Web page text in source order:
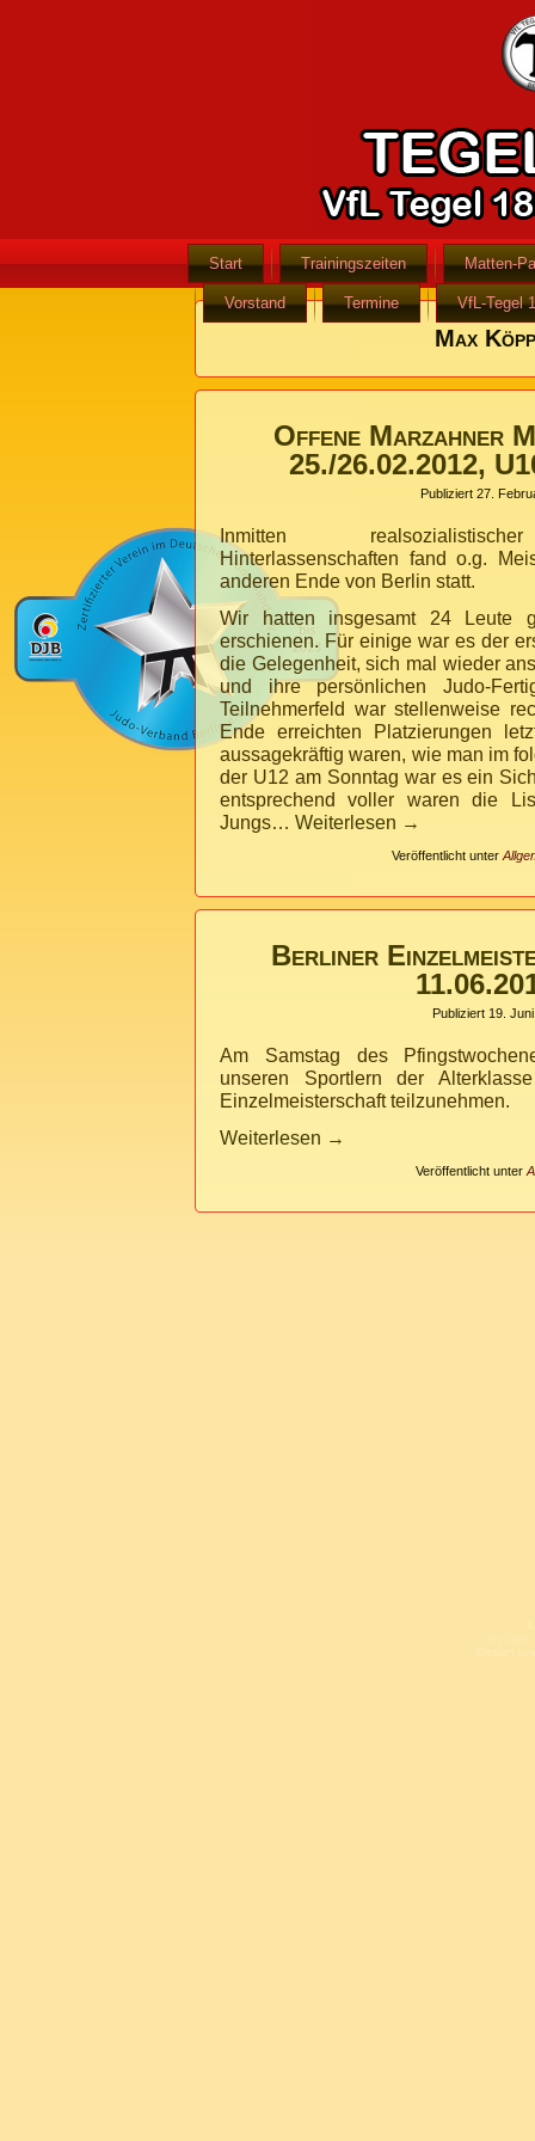
Start Trainingszeiten Matten-
Vorstand Termine VfL-Tegel
Max Köpp
Offene Marzahner
25./26.02.2012,
Publiziert 27.
Inmitten
Hinterlassenschaften fand o.g.
anderen Ende von Berlin statt.
Wir hatten insgesamt 24 Leute
erschienen. Für einige war es der
die Gelegenheit, sich mal wieder
und ihre persönlichen Judo-
Teilnehmerfeld war stellenweise
Ende erreichten Platzierungen
aussagekräftig waren, wie man im
der U12 am Sonntag war es ein
entsprechend voller waren die
Jungs… Weiterlesen →
Veröffentlicht unter
Berliner
Publiziert 19.
Am Samstag des
unseren Sportlern der
Einzelmeisterschaft teilzunehmen.
Weiterlesen →
Veröffentlicht unter